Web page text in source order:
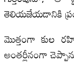
తెలియజేయడానికి
మొత్తంగా కుల
అంతర్లీనంగా